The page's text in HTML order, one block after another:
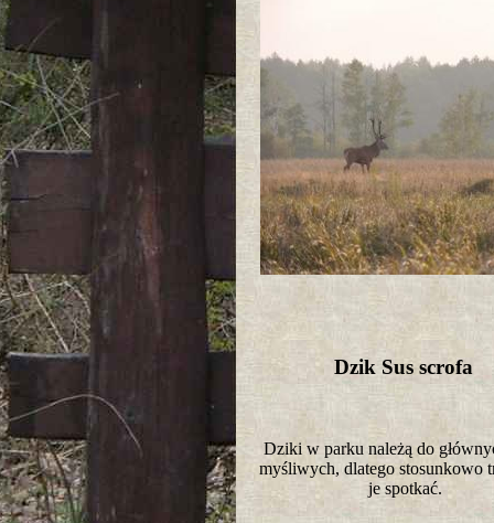
Dzik Sus scrofa
Dziki w parku należą do
myśliwych, dlatego stosunkowo
je spotkać.